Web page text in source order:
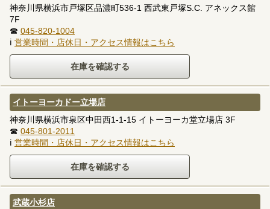
神奈川県横浜市戸塚区品濃町536-1 西武東戸塚S.C. アネックス館
7F
☎ 045-820-1004
ℹ 営業時間・店休日・アクセス情報はこちら
イトーヨーカドー立場店
神奈川県横浜市泉区中田西1-1-15 イトーヨーカ堂立場店 3F
☎ 045-801-2011
ℹ 営業時間・店休日・アクセス情報はこちら
武蔵小杉店